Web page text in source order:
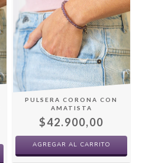
PULSERA CORONA CON
AMATISTA
$42.900,00